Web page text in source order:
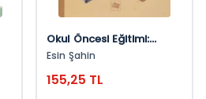
Okul Öncesi Eğitimi:
Öğretmen Adayları Ve
Uygulama Kılavuzu
Esin Şahin
155,25 TL